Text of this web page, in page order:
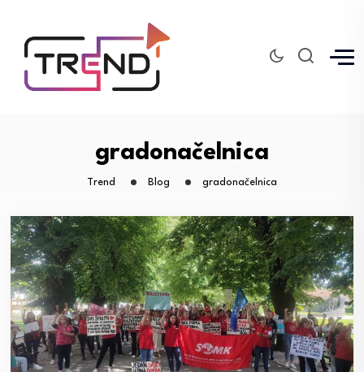
gradonačelnica
Trend Blog gradonačelnica